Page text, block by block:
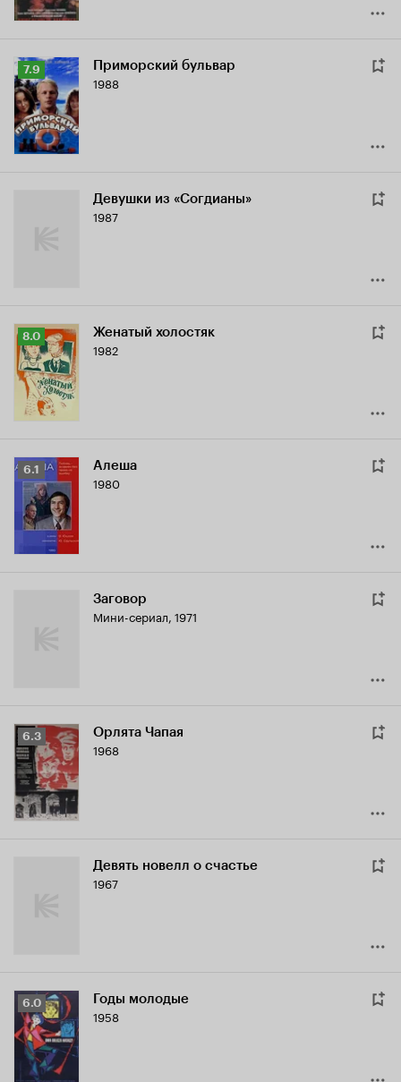
Рейтинг
Кинопоиска
7.9
7.9 Приморский бульвар
1988
Девушки из «Согдианы»
1987
Рейтинг
Кинопоиска
8.0
8.0 Женатый холостяк
1982
Рейтинг
Кинопоиска
6.1
6.1 Алеша
1980
Заговор
Мини-сериал, 1971
Рейтинг
Кинопоиска
6.3
6.3 Орлята Чапая
1968
Девять новелл о счастье
1967
Рейтинг
Кинопоиска
6.0
6.0 Годы молодые
1958